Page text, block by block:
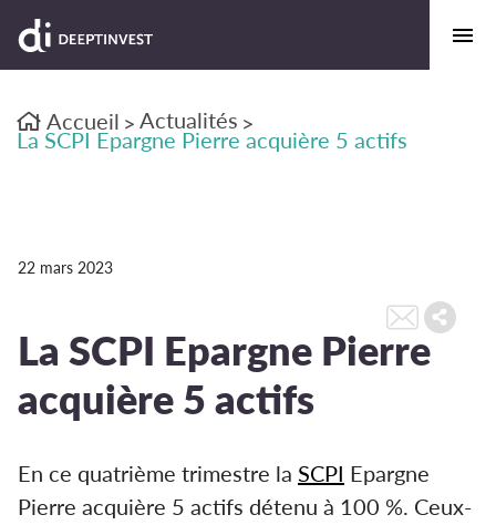
Accueil > Actualités >
La SCPI Epargne Pierre acquière 5 actifs
22 mars 2023
La SCPI Epargne Pierre
acquière 5 actifs
En ce quatrième trimestre la SCPI Epargne
Pierre acquière 5 actifs détenu à 100 %. Ceux-